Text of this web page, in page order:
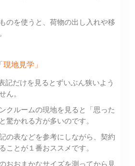
のを使うと、荷物の出し入れや移
地見学」
記だけを見るとずいぶん狭いよう
ん。
クルームの現地を見ると「思った
驚かれる方が多いのです。
の表などを参考にしながら、契約
ことが１番おススメです。
おおまかなサイズを測ってから見